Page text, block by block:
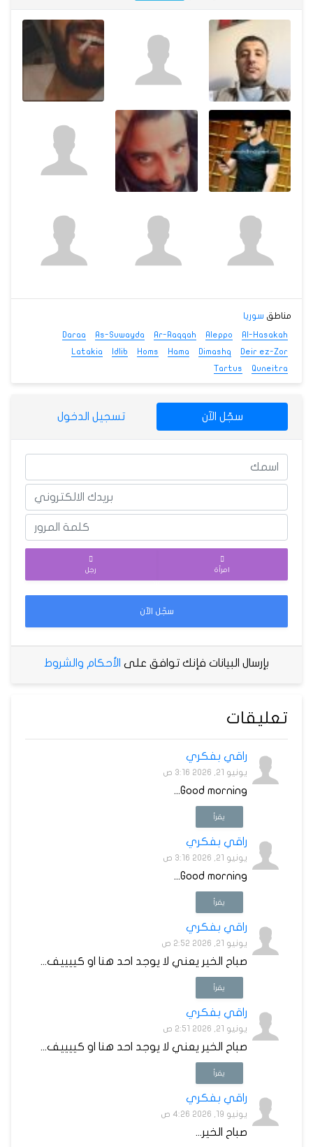
مناطق سوريا
Al-Hasakah
Aleppo
Ar-Raqqah
As-Suwayda
Daraa
Deir ez-Zor
Dimashq
Hama
Homs
Idlib
Latakia
Quneitra
Tartus
سجّل الآن تسجيل الدخول
امرأة رجل
سجّل الآن
بإرسال البيانات فإنك توافق على الأحكام والشروط
تعليقات
راقي بفكري
يونيو 21, 2026 3:16 ص
Good morning...
يقرأ
راقي بفكري
يونيو 21, 2026 3:16 ص
Good morning...
يقرأ
راقي بفكري
يونيو 21, 2026 2:52 ص
صباح الخير يعني لا يوجد احد هنا او كييييف...
يقرأ
راقي بفكري
يونيو 21, 2026 2:51 ص
صباح الخير يعني لا يوجد احد هنا او كييييف...
يقرأ
راقي بفكري
يونيو 19, 2026 4:26 ص
صباح الخير...